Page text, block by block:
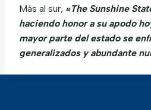
Más al sur, «The Sunshine
haciendo honor a su apodo
mayor parte del estado se
generalizados y abundante